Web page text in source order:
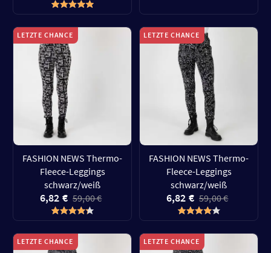
LETZTE CHANCE
FASHION NEWS Thermo-
Fleece-Leggings
schwarz/weiß
6,82 € 59,00 €
LETZTE CHANCE
FASHION NEWS Thermo-
Fleece-Leggings
schwarz/weiß
6,82 € 59,00 €
LETZTE CHANCE LETZTE CHANCE